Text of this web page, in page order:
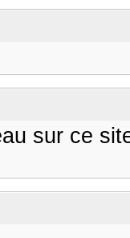
sur ce